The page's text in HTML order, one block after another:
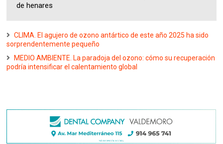
de henares
CLIMA. El agujero de ozono antártico de este año 2025 ha sido
sorprendentemente pequeño
MEDIO AMBIENTE. La paradoja del ozono: cómo su recuperación
podría intensificar el calentamiento global